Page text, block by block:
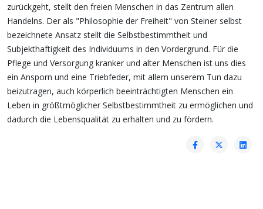
zurückgeht, stellt den freien Menschen in das Zentrum allen
Handelns. Der als "Philosophie der Freiheit" von Steiner selbst
bezeichnete Ansatz stellt die Selbstbestimmtheit und
Subjekthaftigkeit des Individuums in den Vordergrund. Für die
Pflege und Versorgung kranker und alter Menschen ist uns dies
ein Ansporn und eine Triebfeder, mit allem unserem Tun dazu
beizutragen, auch körperlich beeinträchtigten Menschen ein
Leben in größtmöglicher Selbstbestimmtheit zu ermöglichen und
dadurch die Lebensqualität zu erhalten und zu fördern.